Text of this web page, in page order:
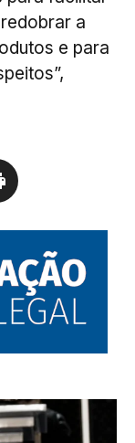
a
e para